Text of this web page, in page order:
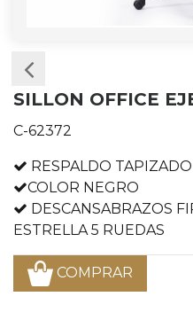
SILLON OFFICE
C-62372
RESPALDO
COLOR NEGRO
DESCANSABRAZOS
ESTRELLA 5 RUEDAS
COMPRAR